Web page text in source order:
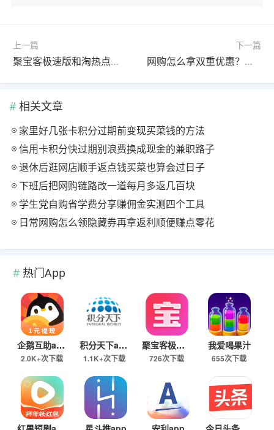
上一篇
聚宝客极速版和淘热点极速版哪个好赚？看广告红包群+升团长20%分佣全解析
下一篇
网购怎么拿双重优惠？果冻宝盒隐藏券叠加返利及邀请升级分佣机制详解
相关文章
家里好几张卡积分过期前变现买菜钱的方法
信用卡积分快过期别浪费换成现金的兼职路子
退休后逛网店顺手返点钱买菜也算会过日子
下班后把网购链路改一道每月多返几百块
学生党自购省学费分享赚佣金实测四个工具
日常网购怎么领隐藏券再拿返利顺便赚点零花
热门App
企鹅互助app
2.0K+次下载
积分天下app
1.1K+次下载
聚宝客极速版
726次下载
我爱喝果汁
655次下载